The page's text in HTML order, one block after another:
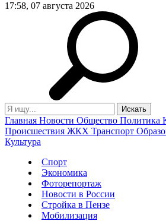
17:58, 07 августа 2026
Главная Новости Общество Политика
Происшествия ЖКХ Транспорт
Культура
Спорт
Экономика
Фоторепортаж
Новости в России
Стройка в Пензе
Мобилизация